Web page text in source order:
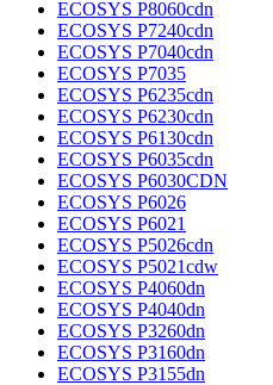
ECOSYS P8060cdn
ECOSYS P7240cdn
ECOSYS P7040cdn
ECOSYS P7035
ECOSYS P6235cdn
ECOSYS P6230cdn
ECOSYS P6130cdn
ECOSYS P6035cdn
ECOSYS P6030CDN
ECOSYS P6026
ECOSYS P6021
ECOSYS P5026cdn
ECOSYS P5021cdw
ECOSYS P4060dn
ECOSYS P4040dn
ECOSYS P3260dn
ECOSYS P3160dn
ECOSYS P3155dn